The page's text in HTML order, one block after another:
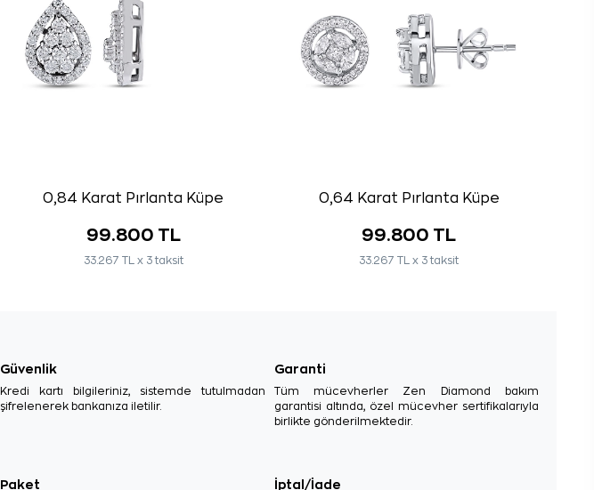
0,84 Karat Pırlanta Küpe
99.800 TL
33.267 TL x 3 taksit
0,64 Karat Pırlanta Küpe
99.800 TL
33.267 TL x 3 taksit
Güvenlik
Kredi kartı bilgileriniz, sistemde tutulmadan
şifrelenerek bankanıza iletilir.
Garanti
Tüm mücevherler Zen Diamond bakım
garantisi altında, özel mücevher sertifikalarıyla
birlikte gönderilmektedir.
Paket İptal/İade